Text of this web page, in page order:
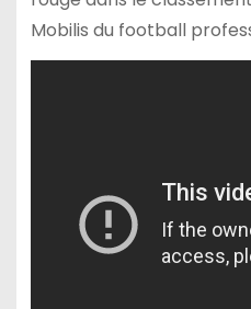
Mobilis du football